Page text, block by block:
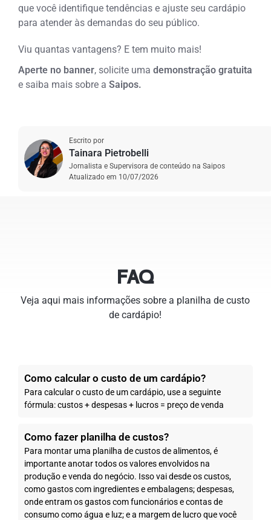
que você identifique tendências e ajuste seu cardápio
para atender às demandas do seu público.
Viu quantas vantagens? E tem muito mais!
Aperte no banner, solicite umademonstração gratuita
e saiba mais sobre a Saipos.
Escrito por
Tainara Pietrobelli
Jornalista e Supervisora de conteúdo na Saipos
Atualizado em 10/07/2026
FAQ
Veja aqui mais informações sobre a planilha de custo
de cardápio!
Como calcular o custo de um cardápio?
Para calcular o custo de um cardápio, use a seguinte
fórmula: custos + despesas + lucros = preço de venda
Como fazer planilha de custos?
Para montar uma planilha de custos de alimentos, é
importante anotar todos os valores envolvidos na
produção e venda do negócio. Isso vai desde os custos,
como gastos com ingredientes e embalagens; despesas,
onde entram os gastos com funcionários e contas de
consumo como água e luz; e a margem de lucro que você